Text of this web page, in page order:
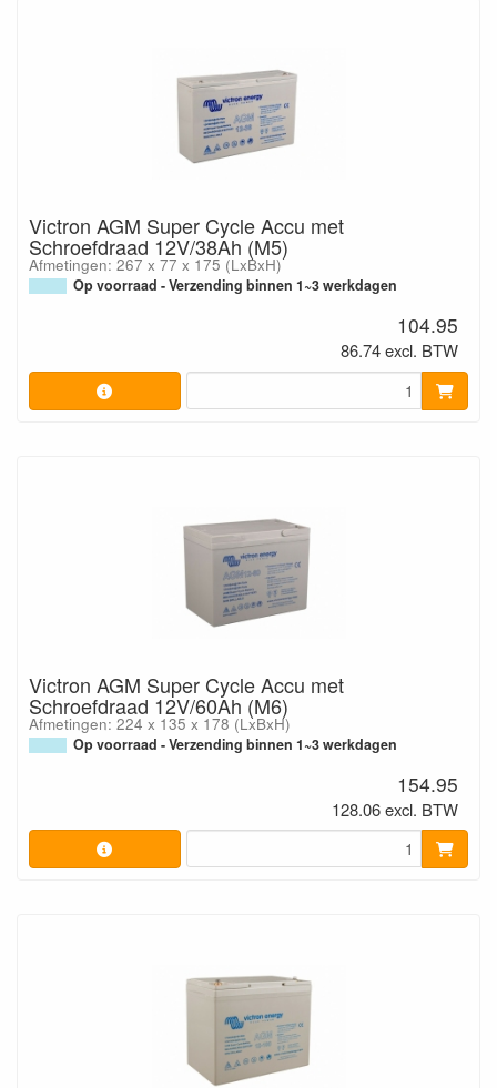
Victron AGM Super Cycle Accu met
Schroefdraad 12V/38Ah (M5)
Afmetingen: 267 x 77 x 175 (LxBxH)
Op voorraad - Verzending binnen 1~3 werkdagen
104.95
86.74 excl. BTW
Victron AGM Super Cycle Accu met
Schroefdraad 12V/60Ah (M6)
Afmetingen: 224 x 135 x 178 (LxBxH)
Op voorraad - Verzending binnen 1~3 werkdagen
154.95
128.06 excl. BTW